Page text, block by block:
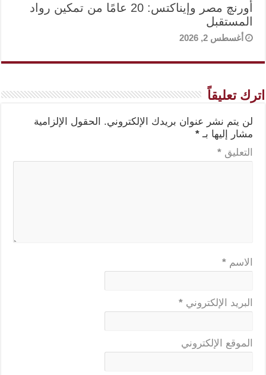
أورنچ مصر وإيناكتس: 20 عامًا من تمكين رواد
المستقبل
أغسطس 2, 2026
اترك تعليقاً
لن يتم نشر عنوان بريدك الإلكتروني.
الحقول الإلزامية
مشار إليها بـ *
التعليق *
الاسم *
البريد الإلكتروني *
الموقع الإلكتروني